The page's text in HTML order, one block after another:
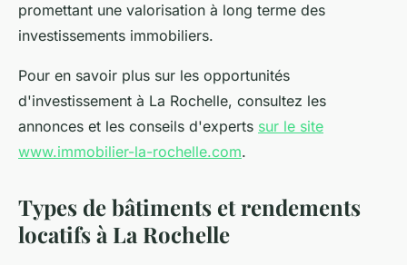
promettant une valorisation à long terme des
investissements immobiliers.
Pour en savoir plus sur les opportunités
d'investissement à La Rochelle, consultez les
annonces et les conseils d'experts sur le site
www.immobilier-la-rochelle.com.
Types de bâtiments et rendements
locatifs à La Rochelle